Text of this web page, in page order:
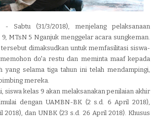
Sabtu (31/3/2018), menjelang pelaksanaan
MTsN 5 Nganjuk menggelar acara sungkeman.
dimaksudkan untuk memfasilitasi siswa-
do'a restu dan meminta maaf kepada
yang selama tiga tahun ini telah mendampingi,
mereka.
siswa kelas 9 akan melaksanakan penilaian akhir
dengan UAMBN-BK (2 s.d. 6 April 2018),
2018), dan UNBK (23 s.d. 26 April 2018). Khusus